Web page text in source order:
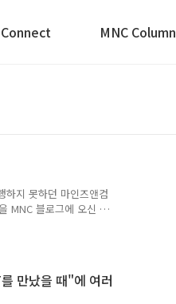
MNC Column
하지 못하던 마인즈앤컴
MNC 블로그에 오신 여
오피스데이는 MNC 전
의견을 나누는 타운
만났을 때"에 여러